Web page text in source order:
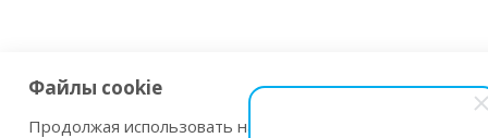
Файлы cookie
Продолжая использовать наш сайт Вы даете согласие на